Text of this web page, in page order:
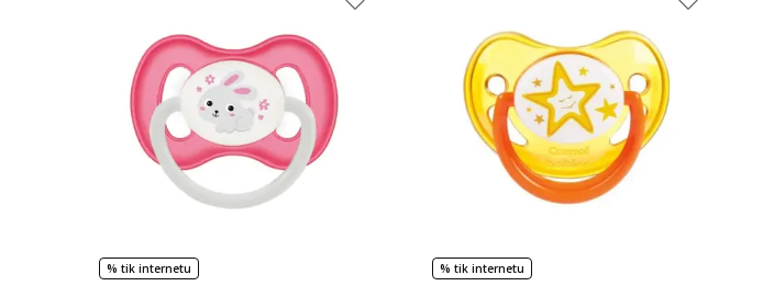
% tik internetu % tik internetu